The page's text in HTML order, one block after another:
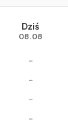
Dziś
08.08
–
–
–
–